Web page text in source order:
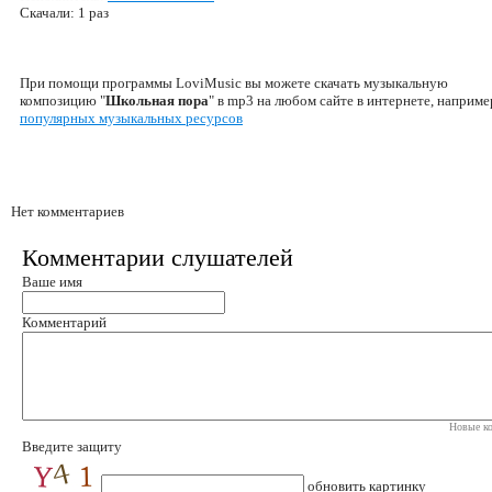
Скачали: 1 раз
При помощи программы LoviMusic вы можете скачать музыкальную
композицию "Школьная пора" в mp3 на любом сайте в интернете,
популярных музыкальных ресурсов
Нет комментариев
Комментарии слушателей
Ваше имя
Комментарий
Новые
Введите защиту
обновить картинку